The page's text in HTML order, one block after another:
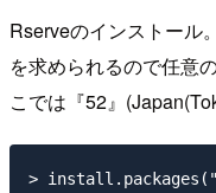
Rserveのインストール
を求められるので任意
こでは『52』
>